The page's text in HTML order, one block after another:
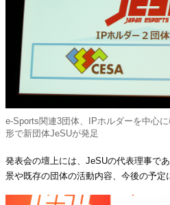
e-Sports関連3団体、IPホルダーを中心
形で新団体JeSUが発足
発表会の壇上には、JeSUの代表理事で
景や既存の団体の活動内容、今後の予定